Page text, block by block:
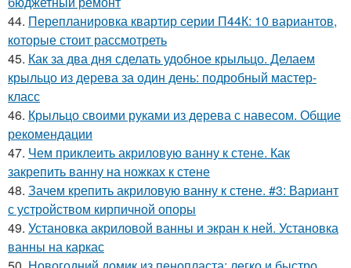
44. Перепланировка квартир серии П44К: 10 вариантов,
которые стоит рассмотреть
45. Как за два дня сделать удобное крыльцо. Делаем
крыльцо из дерева за один день: подробный мастер-
класс
46. Крыльцо своими руками из дерева с навесом. Общие
рекомендации
47. Чем приклеить акриловую ванну к стене. Как
закрепить ванну на ножках к стене
48. Зачем крепить акриловую ванну к стене. #3: Вариант
с устройством кирпичной опоры
49. Установка акриловой ванны и экран к ней. Установка
ванны на каркас